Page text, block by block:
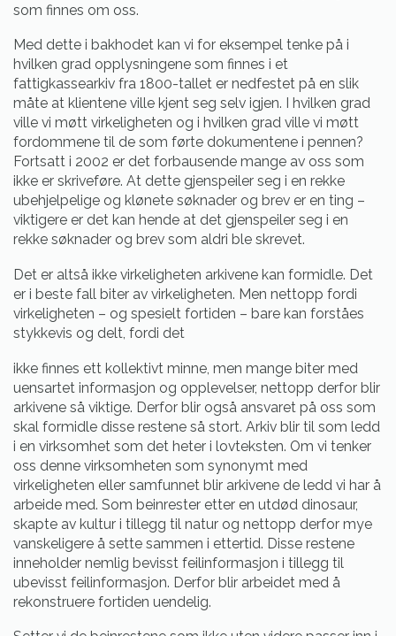
som finnes om oss.
Med dette i bakhodet kan vi for eksempel tenke på i
hvilken grad opplysningene som finnes i et
fattigkassearkiv fra 1800-tallet er nedfestet på en slik
måte at klientene ville kjent seg selv igjen. I hvilken grad
ville vi møtt virkeligheten og i hvilken grad ville vi møtt
fordommene til de som førte dokumentene i pennen?
Fortsatt i 2002 er det forbausende mange av oss som
ikke er skriveføre. At dette gjenspeiler seg i en rekke
ubehjelpelige og klønete søknader og brev er en ting –
viktigere er det kan hende at det gjenspeiler seg i en
rekke søknader og brev som aldri ble skrevet.
Det er altså ikke virkeligheten arkivene kan formidle. Det
er i beste fall biter av virkeligheten. Men nettopp fordi
virkeligheten – og spesielt fortiden – bare kan forståes
stykkevis og delt, fordi det
ikke finnes ett kollektivt minne, men mange biter med
uensartet informasjon og opplevelser, nettopp derfor blir
arkivene så viktige. Derfor blir også ansvaret på oss som
skal formidle disse restene så stort. Arkiv blir til som ledd
i en virksomhet som det heter i lovteksten. Om vi tenker
oss denne virksomheten som synonymt med
virkeligheten eller samfunnet blir arkivene de ledd vi har å
arbeide med. Som beinrester etter en utdød dinosaur,
skapte av kultur i tillegg til natur og nettopp derfor mye
vanskeligere å sette sammen i ettertid. Disse restene
inneholder nemlig bevisst feilinformasjon i tillegg til
ubevisst feilinformasjon. Derfor blir arbeidet med å
rekonstruere fortiden uendelig.